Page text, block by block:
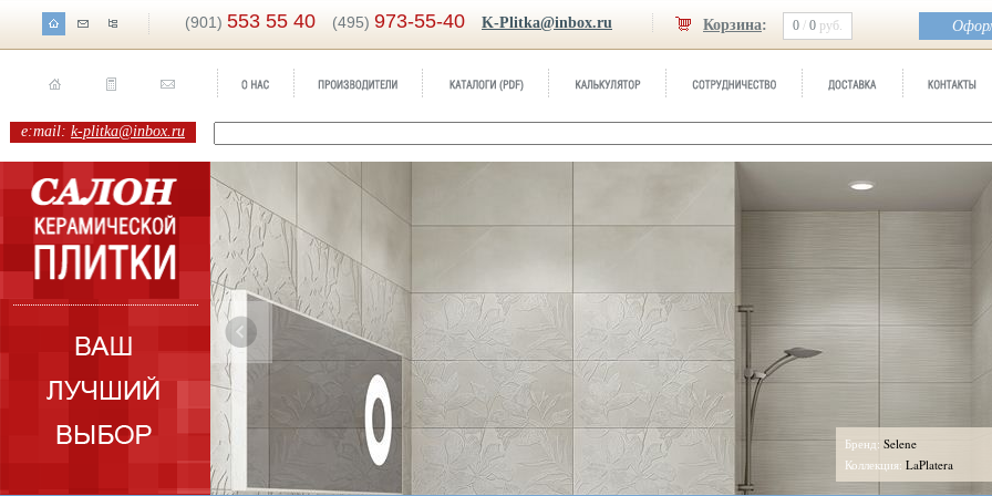
(901) 553 55 40 (495) 973-55-40 K-Plitka@inbox.ru Корзина: 0 / 0 руб.
e:mail: k-plitka@inbox.ru
Бренд:Selene
LaPlatera